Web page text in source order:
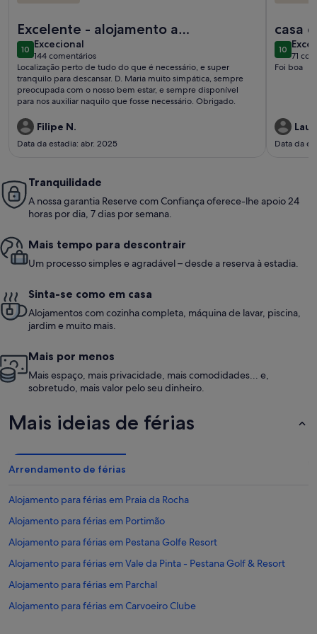
Excelente - alojamento a
recomendar por tudo.
1010 de 10
Excecional
excecional
144 comentários
(144
comentários)
Localização perto de tudo do que é necessário, e super
tranquilo para descansar. D. Maria muito simpática, sempre
preocupada com o nosso bem estar, e sempre disponível
para nos auxiliar naquilo que fosse necessário. Obrigado.
Filipe N.
Data da estadia: abr. 2025
1010 de 10
71
(71
Foi boa
Data da
Tranquilidade
A nossa garantia Reserve com Confiança oferece-lhe apoio 24
horas por dia, 7 dias por semana.
Mais tempo para descontrair
Um processo simples e agradável – desde a reserva à estadia.
Sinta-se como em casa
Alojamentos com cozinha completa, máquina de lavar, piscina,
jardim e muito mais.
Mais por menos
Mais espaço, mais privacidade, mais comodidades... e,
sobretudo, mais valor pelo seu dinheiro.
Mais ideias de férias
Arrendamento de férias
Alojamento para férias em Praia da Rocha
Alojamento para férias em Portimão
Alojamento para férias em Pestana Golfe Resort
Alojamento para férias em Vale da Pinta - Pestana Golf & Resort
Alojamento para férias em Parchal
Alojamento para férias em Carvoeiro Clube